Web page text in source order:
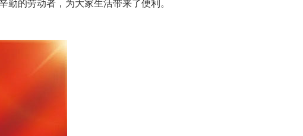
的劳动者，为大家生活带来了便利。